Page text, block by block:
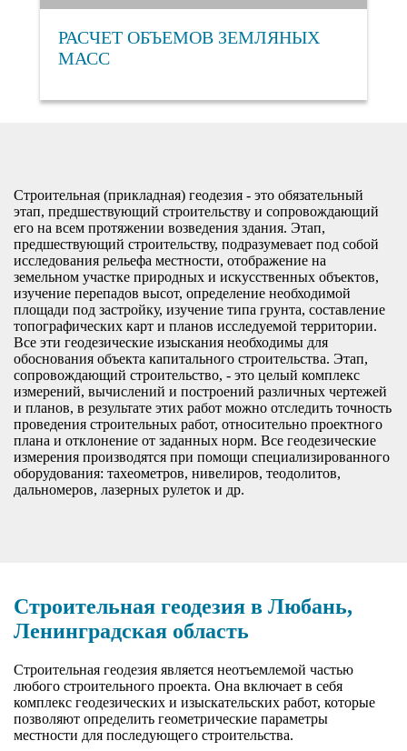
РАСЧЕТ ОБЪЕМОВ ЗЕМЛЯНЫХ
МАСС
Строительная (прикладная) геодезия - это обязательный
этап, предшествующий строительству и сопровождающий
его на всем протяжении возведения здания. Этап,
предшествующий строительству, подразумевает под собой
исследования рельефа местности, отображение на
земельном участке природных и искусственных объектов,
изучение перепадов высот, определение необходимой
площади под застройку, изучение типа грунта, составление
топографических карт и планов исследуемой территории.
Все эти геодезические изыскания необходимы для
обоснования объекта капитального строительства. Этап,
сопровождающий строительство, - это целый комплекс
измерений, вычислений и построений различных чертежей
и планов, в результате этих работ можно отследить точность
проведения строительных работ, относительно проектного
плана и отклонение от заданных норм. Все геодезические
измерения производятся при помощи специализированного
оборудования: тахеометров, нивелиров, теодолитов,
дальномеров, лазерных рулеток и др.
Строительная геодезия в Любань,
Ленинградская область
Строительная геодезия является неотъемлемой частью
любого строительного проекта. Она включает в себя
комплекс геодезических и изыскательских работ, которые
позволяют определить геометрические параметры
местности для последующего строительства.